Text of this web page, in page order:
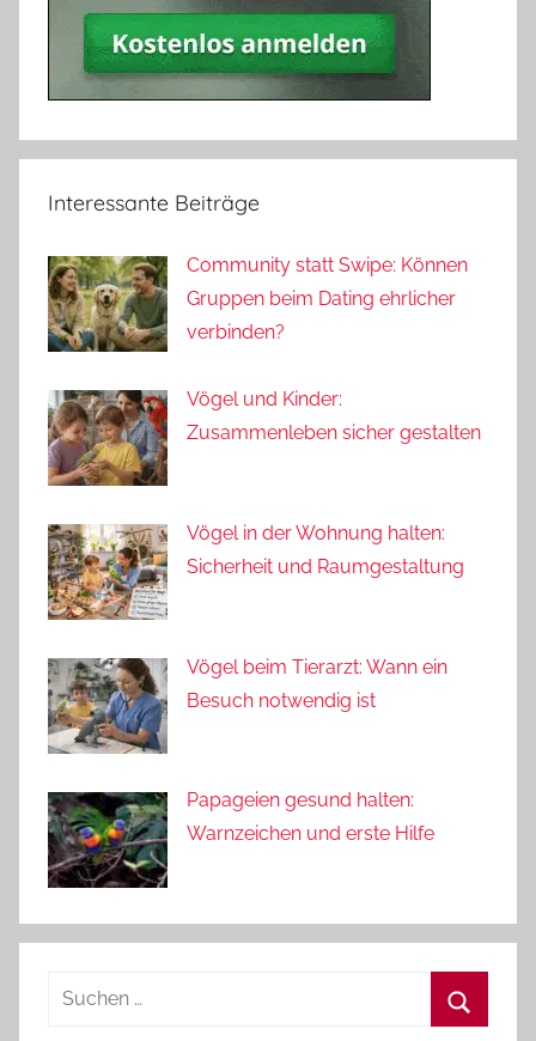
Interessante Beiträge
Community statt Swipe: Können
Gruppen beim Dating ehrlicher
verbinden?
Vögel und Kinder:
Zusammenleben sicher gestalten
Vögel in der Wohnung halten:
Sicherheit und Raumgestaltung
Vögel beim Tierarzt: Wann ein
Besuch notwendig ist
Papageien gesund halten:
Warnzeichen und erste Hilfe
Suchen